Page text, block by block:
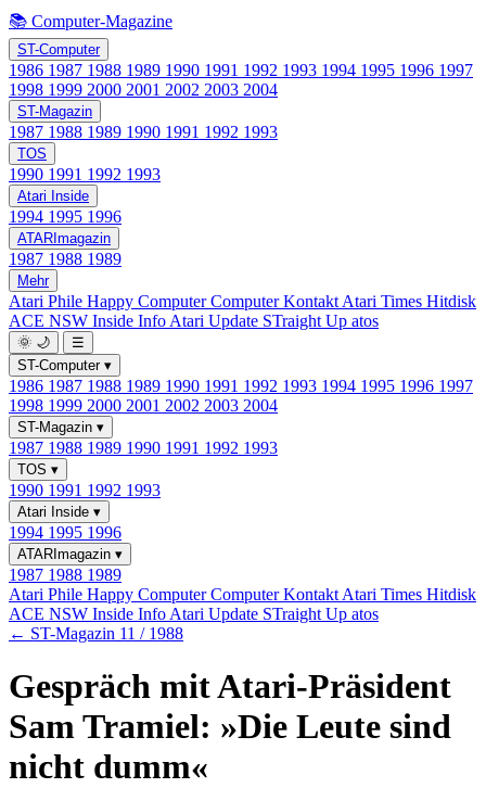
📚 Computer-Magazine
ST-Computer
1986 1987 1988 1989 1990 1991 1992 1993 1994 1995 1996 1997
1998 1999 2000 2001 2002 2003 2004
ST-Magazin
1987 1988 1989 1990 1991 1992 1993
TOS
1990 1991 1992 1993
Atari Inside
1994 1995 1996
ATARImagazin
1987 1988 1989
Mehr
Atari Phile Happy ComputerComputer Kontakt Atari Times Hitdisk
ACE NSW Inside Info Atari Update STraight Up atos
🌞 🌙
☰
ST-Computer ▾
1986 1987 1988 1989 1990 1991 1992 1993 1994 1995 1996 1997
1998 1999 2000 2001 2002 2003 2004
ST-Magazin ▾
1987 1988 1989 1990 1991 1992 1993
TOS ▾
1990 1991 1992 1993
Atari Inside ▾
1994 1995 1996
ATARImagazin ▾
1987 1988 1989
Atari Phile Happy ComputerComputer Kontakt Atari Times Hitdisk
ACE NSW Inside Info Atari Update STraight Up atos
← ST-Magazin 11 / 1988
Gespräch mit Atari-Präsident
Sam Tramiel: »Die Leute sind
nicht dumm«